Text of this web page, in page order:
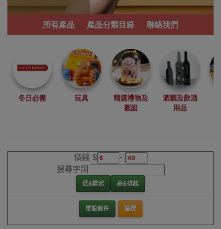
功能齊備的產
品。
我們每月會固定
尋找最更新、最
潮、有特色而且
優惠的優質產
品，從用家的角
度為你帶來你的
最好選擇。
所有產品 產品分類目錄 聯絡我們
冬日必備 玩具
精選禮物及
擺設
酒類及飲酒
用品
價錢 $
-
搜尋字詞
低$排起 高$排起
重設條件 篩選